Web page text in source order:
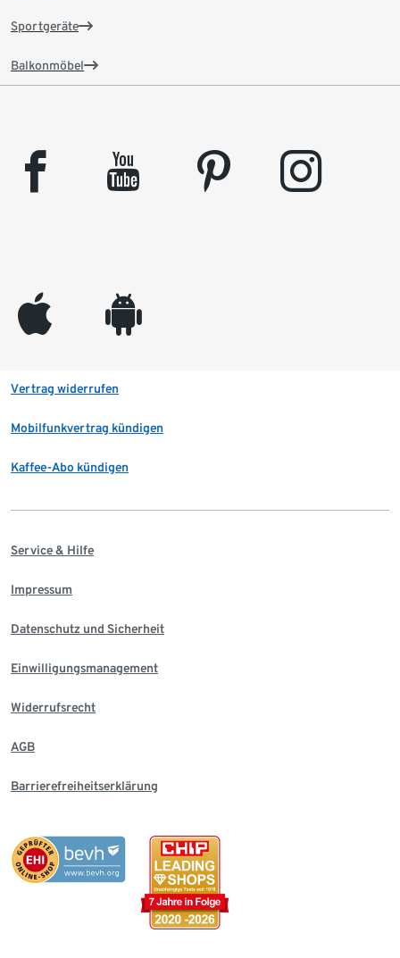
Sportgeräte
Balkonmöbel
facebook youtube pinterest instagram
appleinc android
Vertrag widerrufen
Mobilfunkvertrag kündigen
Kaffee-Abo kündigen
Service & Hilfe
Impressum
Datenschutz und Sicherheit
Einwilligungsmanagement
Widerrufsrecht
AGB
Barrierefreiheitserklärung